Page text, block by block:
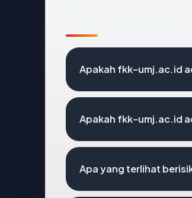
Apakah fkk-umj.ac.id
Apakah fkk-umj.ac.id
Apa yang terlihat